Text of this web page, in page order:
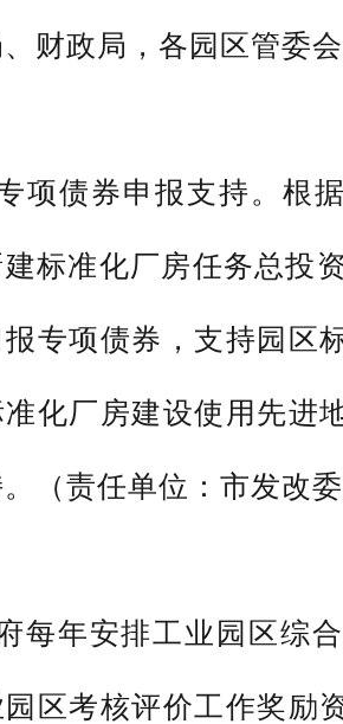
、财政局，各园区管
项债券申报支持。根
标准化厂房任务总投
专项债券，支持园区
准化厂房建设使用先进
（责任单位：市发改
每年安排工业园区综
区考核评价工作奖励